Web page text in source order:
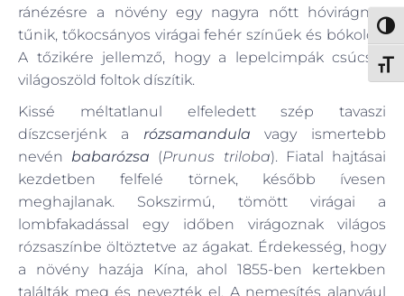
ránézésre a növény egy nagyra nőtt hóvirágnak
tűnik, tőkocsányos virágai fehér színűek és bókolók.
A tőzikére jellemző, hogy a lepelcimpák csúcsát
világoszöld foltok díszítik.
Kissé méltatlanul elfeledett szép tavaszi
díszcserjénk a rózsamandula vagy ismertebb
nevénbabarózsa (Prunus triloba). Fiatal hajtásai
kezdetben felfelé törnek, később ívesen
meghajlanak. Sokszirmú, tömött virágai a
lombfakadással egy időben virágoznak világos
rózsaszínbe öltöztetve az ágakat. Érdekesség, hogy
a növény hazája Kína, ahol 1855-ben kertekben
találták meg és nevezték el. A nemesítés alanyául